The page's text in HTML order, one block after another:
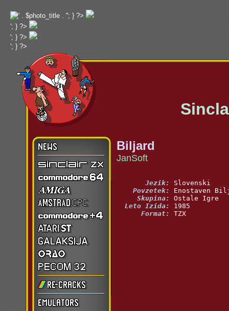
'; } ?>
'; } ?>
'; } ?>
'; } ?>
Sinclair
Biljard
JanSoft
       Jezik:
    Povzetek:
     Skupina:
  Leto Izida:
      Format:
TZX